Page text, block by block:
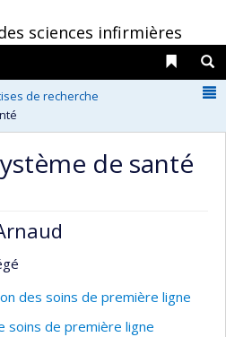
sciences infirmières
Liens
de recherche
de santé
des soins de première ligne
soins de première ligne